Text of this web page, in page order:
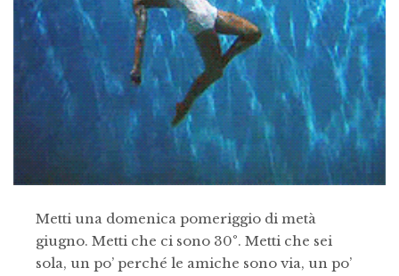
Metti una domenica pomeriggio di metà
giugno. Metti che ci sono 30°. Metti che sei
sola, un po’ perché le amiche sono via, un po’